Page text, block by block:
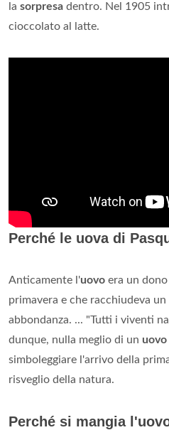
la sorpresa dentro. Nel 1905
cioccolato al latte.
Perché le uova di
Anticamente l'uovo era un
primavera e che racchiudeva
abbondanza. ... "Tutti i viventi
dunque, nulla meglio di un uovo
simboleggiare l'arrivo della
risveglio della natura.
Perché si mangia